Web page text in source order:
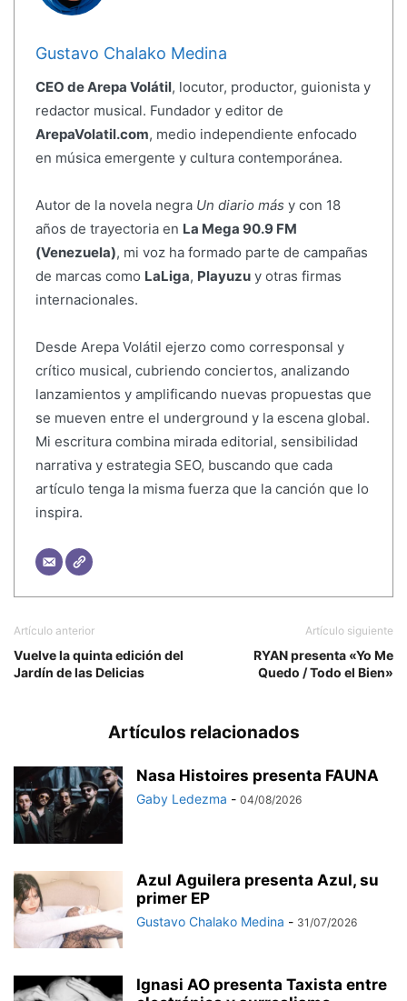
Gustavo Chalako Medina
CEO de Arepa Volátil, locutor, productor, guionista y
redactor musical. Fundador y editor de
ArepaVolatil.com, medio independiente enfocado
en música emergente y cultura contemporánea.
Autor de la novela negra Un diario más y con 18
años de trayectoria en La Mega 90.9 FM
(Venezuela), mi voz ha formado parte de campañas
de marcas como LaLiga, Playuzuy otras firmas
internacionales.
Desde Arepa Volátil ejerzo como corresponsal y
crítico musical, cubriendo conciertos, analizando
lanzamientos y amplificando nuevas propuestas que
se mueven entre el underground y la escena global.
Mi escritura combina mirada editorial, sensibilidad
narrativa y estrategia SEO, buscando que cada
artículo tenga la misma fuerza que la canción que lo
inspira.
Artículo anterior
Vuelve la quinta edición del
Jardín de las Delicias
Artículo siguiente
RYAN presenta «Yo Me
Quedo / Todo el Bien»
Artículos relacionados
Nasa Histoires presenta FAUNA
Gaby Ledezma - 04/08/2026
Azul Aguilera presenta Azul, su
primer EP
Gustavo Chalako Medina - 31/07/2026
Ignasi AO presenta Taxista entre